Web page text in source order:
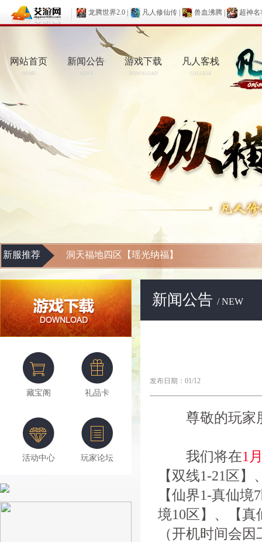
龙腾世界2.0 凡人修仙传 兽血沸腾 超神名
网站首页
HOME
新闻公告
NEWS
游戏下载
DOWNLOAD
凡人客栈
COLLEGE
新服推荐 洞天福地四区【瑶光纳福】
藏宝阁 礼品卡
活动中心 玩家论坛
新闻公告 / NEW
发布日期：01/12
尊敬的玩家
我们将在1
【双线1-21区
【仙界1-真仙
境10区】、【真
（开机时间会